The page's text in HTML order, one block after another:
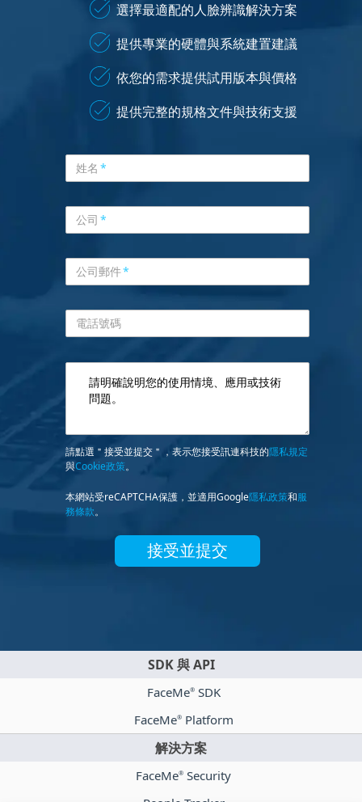
選擇最適配的人臉辨識解決方案
提供專業的硬體與系統建置建議
依您的需求提供試用版本與價格
提供完整的規格文件與技術支援
姓名 *
公司 *
公司郵件*
電話號碼
請點選＂接受並提交＂，表示您接受訊連科技的隱私規定
與Cookie政策。
本網站受reCAPTCHA保護，並適用Google隱私政策和服
務條款。
接受並提交
SDK 與 API
FaceMe®SDK
FaceMe®Platform
解決方案
FaceMe® Security